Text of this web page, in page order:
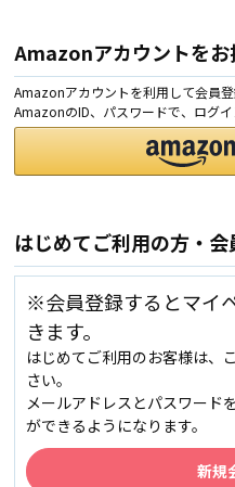
Amazonアカウントをお
Amazonアカウントを利用して会員登
AmazonのID、パスワードで、ログイ
はじめてご利用の方・
※会員登録するとマイ
きます。
はじめてご利用のお客様は、
さい。
メールアドレスとパスワード
ができるようになります。